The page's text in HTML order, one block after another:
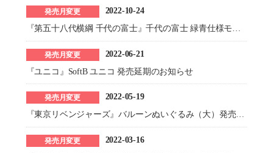
発売月変更
2022-10-24
『第五十八代横綱 千代の富士』千代の富士 緑青仕様モデル 発売延期のお知らせ
発売月変更
2022-06-21
『ユニコ』SoftB ユニコ 発売延期のお知らせ
発売月変更
2022-05-19
『東京リベンジャーズ』バルーンぬいぐるみ（大）発売延期のお知らせ
発売月変更
2022-03-16